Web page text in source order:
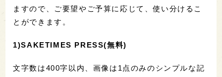
ますので、ご要望やご予算に応じて、使い分けるこ
とができます。
1)SAKETIMES PRESS(無料)
文字数は400字以内、画像は1点のみのシンプルな記